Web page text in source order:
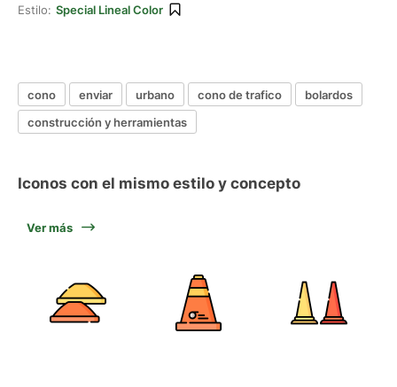
Estilo: Special Lineal Color
cono enviar urbano cono de trafico
bolardos
construcción y herramientas
Iconos con el mismo estilo y concepto
Ver más